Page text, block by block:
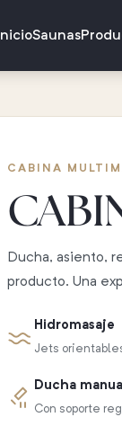
InicioSaunas
CABINA
Ducha, asiento,
producto. Una
Hidromasaje
Jets
Ducha
Con soporte